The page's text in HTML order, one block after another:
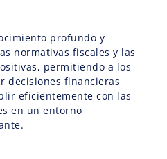
profundo y
normativas fiscales y las
permitiendo a los
decisiones financieras
eficientemente con las
en un entorno